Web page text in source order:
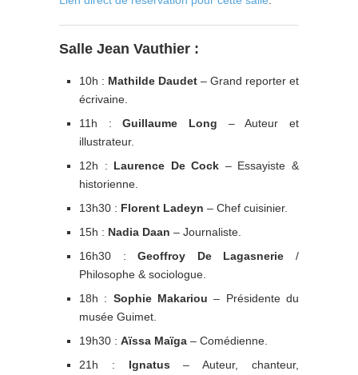
Salle Jean Vauthier :
10h : Mathilde Daudet – Grand reporter et
écrivaine.
11h :Guillaume Long – Auteur et
illustrateur.
12h : Laurence De Cock – Essayiste &
historienne.
13h30 : Florent Ladeyn – Chef cuisinier.
15h : Nadia Daan – Journaliste.
16h30 :Geoffroy De Lagasnerie /
Philosophe & sociologue.
18h : Sophie Makariou – Présidente du
musée Guimet.
19h30 : Aïssa Maïga – Comédienne.
21h : Ignatus – Auteur, chanteur,